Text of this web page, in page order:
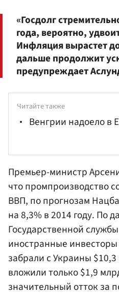
«Госдолг
года, вероятно,
Инфляция вырастет
дальше продолжит
предупреждает
Читайте также
Венгрии надоело в
Премьер-министр
что промпроизводство
ВВП, по прогнозам
на 8,3% в 2014 году. По
Государственной
иностранные инвесторы
забрали с Украины $10,3
вложили только $1,9
значительный отток за